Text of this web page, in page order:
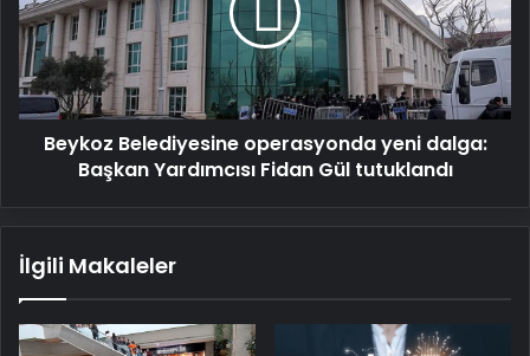
dalga:
Başkan Yardımcısı
Fidan
Gül
tutuklandı
Beykoz Belediyesine operasyonda yeni dalga:
Başkan Yardımcısı Fidan Gül tutuklandı
İlgili Makaleler